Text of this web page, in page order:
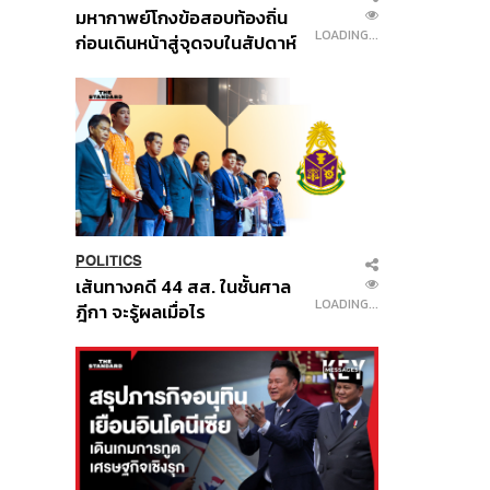
มหากาพย์โกงข้อสอบท้องถิ่น
ก่อนเดินหน้าสู่จุดจบในสัปดาห์
LOADING...
POLITICS
เส้นทางคดี 44 สส. ในชั้นศาล
ฎีกา จะรู้ผลเมื่อไร
LOADING...